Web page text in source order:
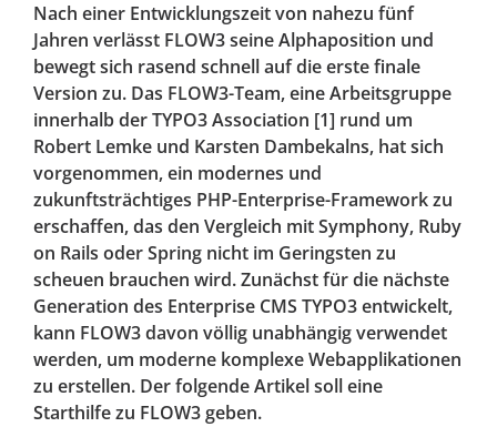
Nach einer Entwicklungszeit von nahezu fünf
Jahren verlässt FLOW3 seine Alphaposition und
bewegt sich rasend schnell auf die erste finale
Version zu. Das FLOW3-Team, eine Arbeitsgruppe
innerhalb der TYPO3 Association [1] rund um
Robert Lemke und Karsten Dambekalns, hat sich
vorgenommen, ein modernes und
zukunftsträchtiges PHP-Enterprise-Framework zu
erschaffen, das den Vergleich mit Symphony, Ruby
on Rails oder Spring nicht im Geringsten zu
scheuen brauchen wird. Zunächst für die nächste
Generation des Enterprise CMS TYPO3 entwickelt,
kann FLOW3 davon völlig unabhängig verwendet
werden, um moderne komplexe Webapplikationen
zu erstellen. Der folgende Artikel soll eine
Starthilfe zu FLOW3 geben.